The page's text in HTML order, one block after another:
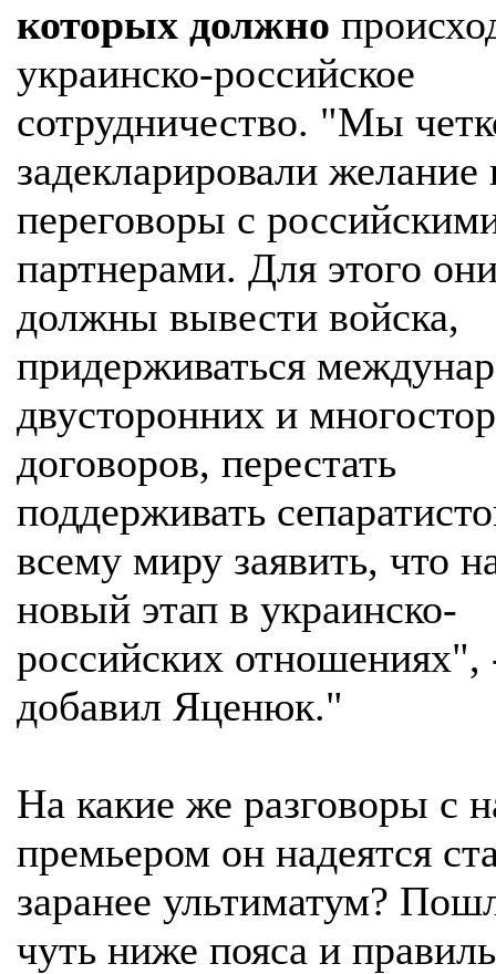
которых должно
украинско-российское
сотрудничество. "Мы
задекларировали желание
переговоры с
партнерами. Для этого
должны вывести войска,
придерживаться
двусторонних и
договоров, перестать
поддерживать
всему миру заявить, что
новый этап в украинско-
российских отношениях",
добавил Яценюк."
На какие же разговоры с
премьером он надеятся
заранее ультиматум?
чуть ниже пояса и